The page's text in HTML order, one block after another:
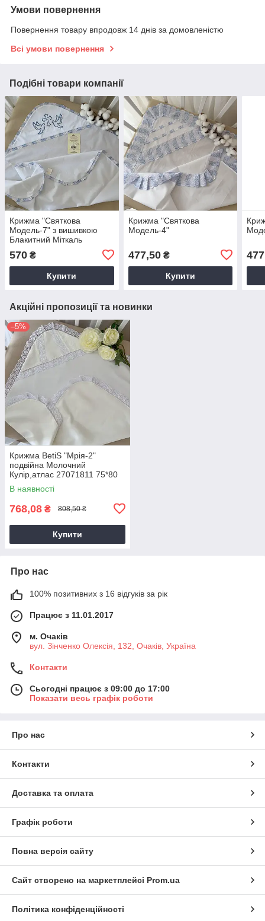
Умови повернення
Повернення товару впродовж 14 днів за домовленістю
Всі умови повернення
Подібні товари компанії
Крижма "Святкова
Модель-7" з вишивкою
Блакитний Міткаль
арт.27684941 75*80 см.(р)
570 ₴
Купити
Крижма "Святкова
Модель-4"
477,50₴
Купити
Акційні пропозиції та новинки
–5%
Крижма BetiS "Мрія-2"
подвійна Молочний
Кулір,атлас 27071811 75*80
см
В наявності
768,08 ₴ 808,50 ₴
Купити
Про нас
100% позитивних з 16 відгуків за рік
Працює з 11.01.2017
м. Очаків
вул. Зінченко Олексія, 132, Очаків, Україна
Контакти
Сьогодні працює з 09:00 до 17:00
Показати весь графік роботи
Про нас
Контакти
Доставка та оплата
Графік роботи
Повна версія сайту
Сайт створено на маркетплейсі Prom.ua
Політика конфіденційності